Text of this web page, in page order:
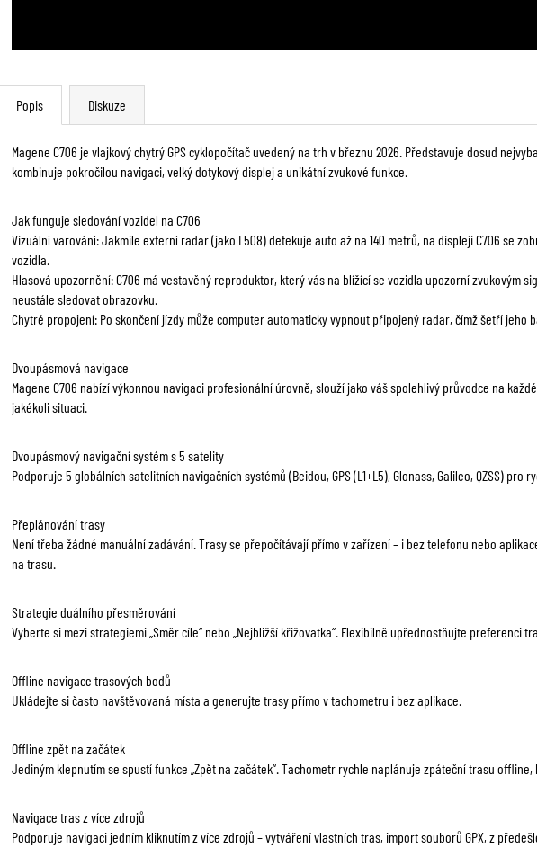
Popis Diskuze
Magene C706 je vlajkový chytrý GPS cyklopočítač uvedený na trh v březnu 2026. Představuje dosud
kombinuje pokročilou navigaci, velký dotykový displej a unikátní zvukové funkce.
Jak funguje sledování vozidel na C706
Vizuální varování: Jakmile externí radar (jako L508) detekuje auto až na 140 metrů, na displeji C706 se
vozidla.
Hlasová upozornění: C706 má vestavěný reproduktor, který vás na blížící se vozidla upozorní zvukovým
neustále sledovat obrazovku.
Chytré propojení: Po skončení jízdy může computer automaticky vypnout připojený radar, čímž šetří jeho
Dvoupásmová navigace
Magene C706 nabízí výkonnou navigaci profesionální úrovně, slouží jako váš spolehlivý průvodce na
jakékoli situaci.
Dvoupásmový navigační systém s 5 satelity
Podporuje 5 globálních satelitních navigačních systémů (Beidou, GPS (L1+L5), Glonass, Galileo, QZSS) pro
Přeplánování trasy
Není třeba žádné manuální zadávání. Trasy se přepočítávají přímo v zařízení – i bez telefonu nebo
na trasu.
Strategie duálního přesměrování
Vyberte si mezi strategiemi „Směr cíle“ nebo „Nejbližší křižovatka“. Flexibilně upřednostňujte preferenci
Offline navigace trasových bodů
Ukládejte si často navštěvovaná místa a generujte trasy přímo v tachometru i bez aplikace.
Offline zpět na začátek
Jediným klepnutím se spustí funkce „Zpět na začátek“. Tachometr rychle naplánuje zpáteční trasu
Navigace tras z více zdrojů
Podporuje navigaci jedním kliknutím z více zdrojů – vytváření vlastních tras, import souborů GPX, z